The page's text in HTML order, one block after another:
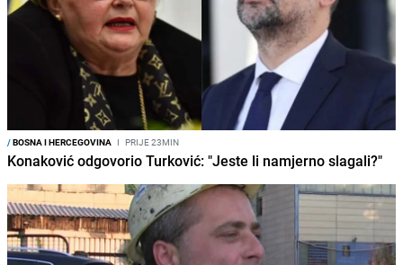
/BOSNA I HERCEGOVINA I PRIJE 23MIN
Konaković odgovorio Turković: "Jeste li namjerno slagali?"